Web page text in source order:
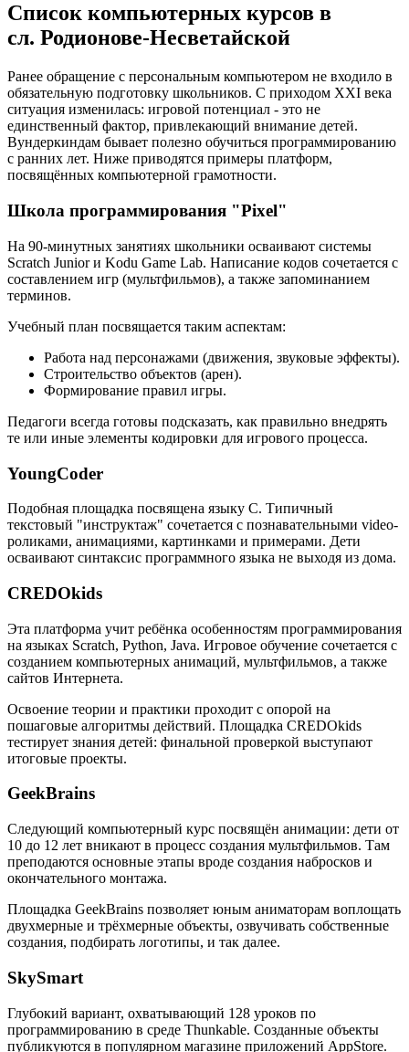
Список компьютерных курсов в
сл. Родионове-Несветайской
Ранее обращение с персональным компьютером не входило в
обязательную подготовку школьников. С приходом XXI века
ситуация изменилась: игровой потенциал - это не
единственный фактор, привлекающий внимание детей.
Вундеркиндам бывает полезно обучиться программированию
с ранних лет. Ниже приводятся примеры платформ,
посвящённых компьютерной грамотности.
Школа программирования "Pixel"
На 90-минутных занятиях школьники осваивают системы
Scratch Junior и Kodu Game Lab. Написание кодов сочетается с
составлением игр (мультфильмов), а также запоминанием
терминов.
Учебный план посвящается таким аспектам:
Работа над персонажами (движения, звуковые эффекты).
Строительство объектов (арен).
Формирование правил игры.
Педагоги всегда готовы подсказать, как правильно внедрять
те или иные элементы кодировки для игрового процесса.
YoungCoder
Подобная площадка посвящена языку C. Типичный
текстовый "инструктаж" сочетается с познавательными video-
роликами, анимациями, картинками и примерами. Дети
осваивают синтаксис программного языка не выходя из дома.
CREDOkids
Эта платформа учит ребёнка особенностям программирования
на языках Scratch, Python, Java. Игровое обучение сочетается с
созданием компьютерных анимаций, мультфильмов, а также
сайтов Интернета.
Освоение теории и практики проходит с опорой на
пошаговые алгоритмы действий. Площадка CREDOkids
тестирует знания детей: финальной проверкой выступают
итоговые проекты.
GeekBrains
Следующий компьютерный курс посвящён анимации: дети от
10 до 12 лет вникают в процесс создания мультфильмов. Там
преподаются основные этапы вроде создания набросков и
окончательного монтажа.
Площадка GeekBrains позволяет юным аниматорам воплощать
двухмерные и трёхмерные объекты, озвучивать собственные
создания, подбирать логотипы, и так далее.
SkySmart
Глубокий вариант, охватывающий 128 уроков по
программированию в среде Thunkable. Созданные объекты
публикуются в популярном магазине приложений AppStore.